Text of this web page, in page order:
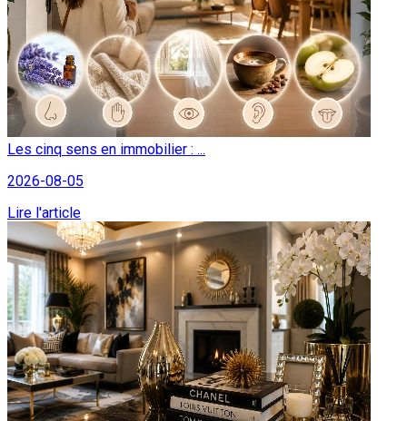
Les cinq sens en immobilier : ...
2026-08-05
Lire l'article